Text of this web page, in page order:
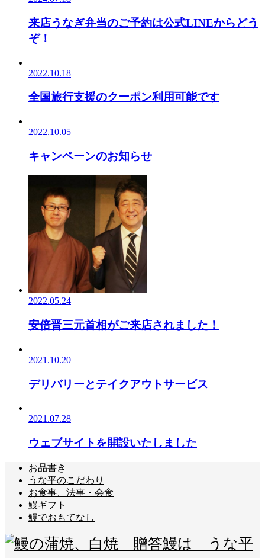
来店うなぎ弁当のご予約は公式LINEからどう
ぞ！
2022.10.18
全国旅行支援のクーポン利用可能です
2022.10.05
キャンペーンのお知らせ
2022.05.24
安倍晋三元首相がご来店されました！
2021.10.20
デリバリーとテイクアウトサービス
2021.07.28
ウェブサイトを開設いたしました
お品書き
うな平のこだわり
お食事、法事・会食
鰻ギフト
鰻でおもてなし